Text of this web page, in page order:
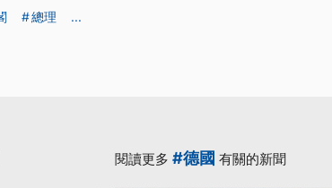
總理 ...
閱讀更多 #德國 有關的新聞